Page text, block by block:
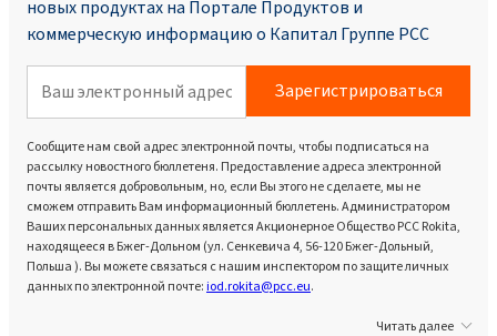
новых продуктах на Портале Продуктoв и
коммерческую информацию о Капитал Группе PCC
Зарегистрироваться
Сообщите нам свой адрес электронной почты, чтобы подписаться на
рассылку новостного бюллетеня. Предоставление адреса электронной
почты является добровольным, но, если Вы этого не сделаете, мы не
сможем отправить Вам информационный бюллетень. Администратором
Ваших персональных данных является Акционерное Общество PCC Rokita,
находящееся в Бжег-Дольном (ул. Сенкевича 4, 56-120 Бжег-Дольный,
Польша ). Вы можете связаться с нашим инспектором по защите личных
данных по электронной почте:iod.rokita@pcc.eu.
Читать далее